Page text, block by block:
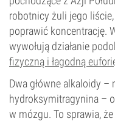
robotnicy żuli jego
poprawić koncentrację.
wywołują działanie
fizyczną i łagodną
Dwa główne alkaloidy –
hydroksymitragynina –
w mózgu. To sprawia,